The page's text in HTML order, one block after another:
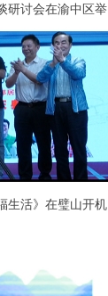
研讨会在渝中区举
生活》在璧山开机